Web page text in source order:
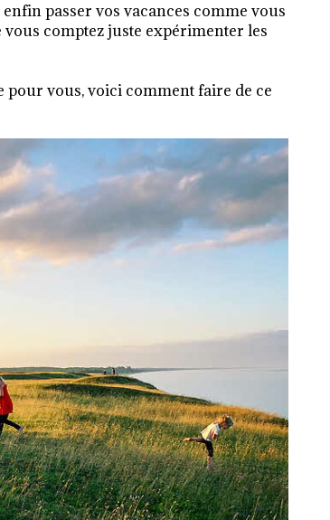
passer vos vacances comme vous
vous comptez juste expérimenter les
vous, voici comment faire de ce